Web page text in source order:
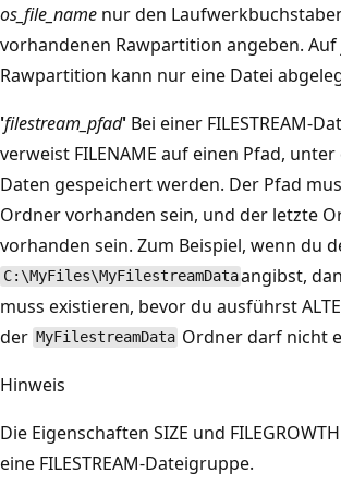
os_file_name nur den
vorhandenen Rawpartition angeben.
Rawpartition kann nur eine Datei
'filestream_pfad' Bei einer FILESTREAM-
verweist FILENAME auf einen Pfad, unter
Daten gespeichert werden. Der Pfad
Ordner vorhanden sein, und der letzte
vorhanden sein. Zum Beispiel, wenn du
C:\MyFiles\MyFilestreamDataangibst,
muss existieren, bevor du ausführst
der MyFilestreamData Ordner darf nicht
Hinweis
Die Eigenschaften SIZE und
eine FILESTREAM-Dateigruppe.